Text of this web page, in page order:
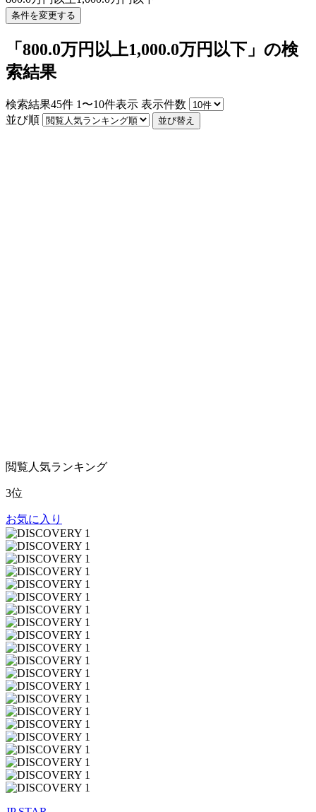
条件を変更する
「800.0万円以上1,000.0万円以下」の検
索結果
検索結果45件 1〜10件表示 表示件数
並び順
並び替え
閲覧人気ランキング
3位
お気に入り